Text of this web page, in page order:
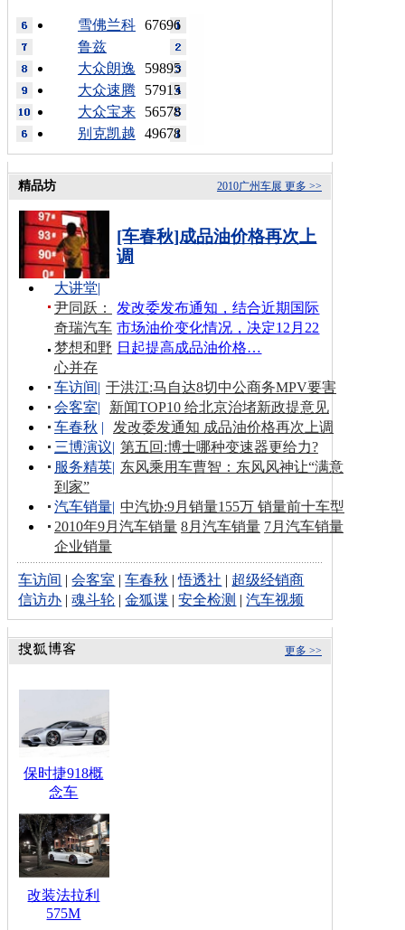
67696
雪佛兰科
鲁兹
59895
大众朗逸
57915
大众速腾
56578
大众宝来
49678
别克凯越
更多 >>
2010广州车展
精品坊
[车春秋]成品油价格再次上
调
发改委发布通知，结合近期国际
市场油价变化情况，决定12月22
日起提高成品油价格…
大讲堂|
尹同跃：
奇瑞汽车
梦想和野
心并存
车访间| 于洪江:马自达8切中公商务MPV要害
会客室|
新闻TOP10 给北京治堵新政提意见
车春秋 |
发改委发通知 成品油价格再次上调
三博演议| 第五回:博士哪种变速器更给力?
服务精英| 东风乘用车曹智：东风风神让“满意
到家”
汽车销量| 中汽协:9月销量155万 销量前十车型
2010年9月汽车销量 8月汽车销量 7月汽车销量
企业销量
车访间 |会客室 |车春秋 |悟透社 | 超级经销商
信访办 |魂斗轮 |金狐谍 |安全检测 |汽车视频
更多 >>
保时捷918概
念车
改装法拉利
575M